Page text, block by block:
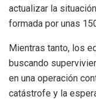
actualizar la
formada por unas
Mientras tanto, los
buscando
en una operación
catástrofe y la